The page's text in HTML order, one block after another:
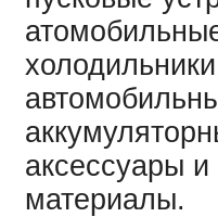
аксессуары
материалы.